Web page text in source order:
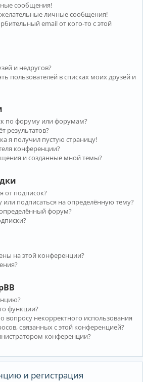
сообщения!
личные сообщения!
email от кого-то с этой
и недругов?
пользователей в списках моих друзей и
по форуму или форумам?
результатов?
я получил пустую страницу!
конференции?
и созданные мной темы?
от подписок?
или подписаться на определённую тему?
форум?
на этой конференции?
функции?
вопросу некорректного использования
связанных с этой конференцией?
конференции?
и регистрация